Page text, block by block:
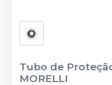
Tubo de
MORELLI